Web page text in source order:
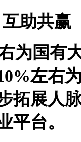
助共赢
国有大
左右
拓展人
平台。